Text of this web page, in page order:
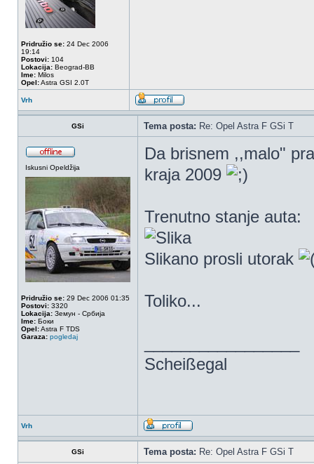
Pridružio se: 24 Dec 2006
19:14
Postovi: 104
Lokacija: Beograd-BB
Ime: Milos
Opel:Astra GSI 2.0T
Vrh
GSi Tema posta: Re: Opel Astra F GSi T
Iskusni Opeldžija
Pridružio se: 29 Dec 2006 01:35
Postovi: 3320
Lokacija: Земун - Србија
Ime: Боки
Opel:Astra F TDS
Garaza: pogledaj
Da brisnem ,,malo"
kraja 2009
Trenutno stanje auta:
Slikano prosli utorak
Toliko...
Scheißegal
Vrh
GSi Tema posta: Re: Opel Astra F GSi T